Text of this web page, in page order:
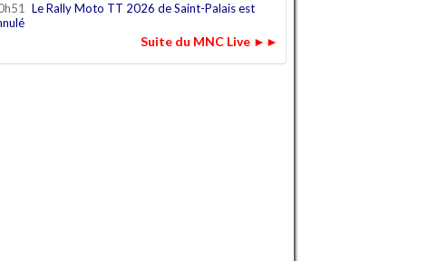
Le Rally Moto TT 2026 de Saint-Palais est
Suite du MNC Live ►►